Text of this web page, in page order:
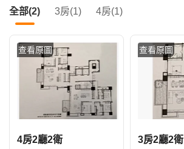
全部(2) 3房(1) 4房(1)
查看原圖
4房2廳2衛
查看原圖
3房2廳2衛